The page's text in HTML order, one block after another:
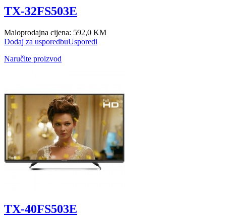
TX-32FS503E
Maloprodajna cijena: 592,0 KM
Dodaj za usporedbuUsporedi
Naručite proizvod
TX-40FS503E